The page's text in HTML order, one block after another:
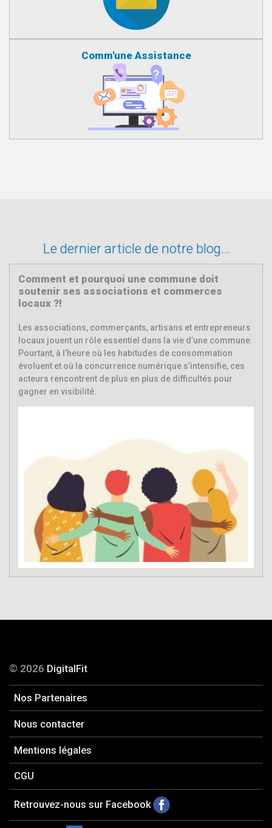
Comm'une Assistance
Le dernier article de notre blog…
Comment et pourquoi une commune doit
soutenir ses associations et commerces
locaux ?!
Les associations, commerçants, artisans et entrepreneurs
locaux jouent un rôle essentiel dans la vie d’une commune.
Pourtant, à l’heure où les habitudes de consommation
évoluent et où la concurrence numérique s’intensifie, ces
acteurs rencontrent de plus en plus de difficultés pour
gagner en visibilité.
© 2026 DigitalFit
Nos Partenaires
Nous contacter
Mentions légales
CGU
Retrouvez-nous sur Facebook